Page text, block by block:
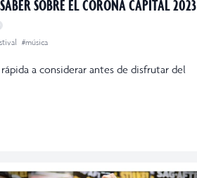
SOBRE EL CORONA CAPITAL 2023
#música
a considerar antes de disfrutar del